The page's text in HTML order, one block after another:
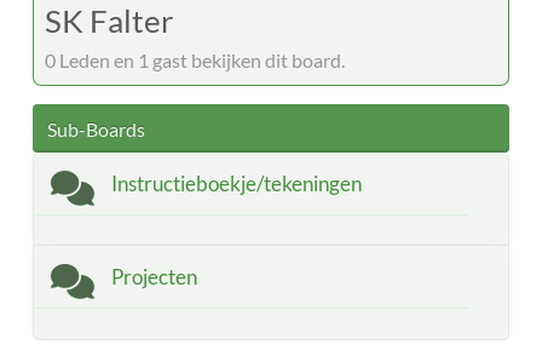
SK Falter
0 Leden en 1 gast bekijken dit board.
Sub-Boards
Instructieboekje/tekeningen
Projecten